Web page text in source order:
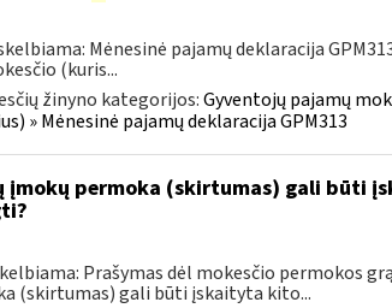
Mėnesinė pajamų deklaracija
(kuris...
žinyno kategorijos:Gyventojų pajamų
» Mėnesinė pajamų deklaracija GPM313
permoka (skirtumas) gali būti
Prašymas dėl mokesčio permokos
(skirtumas) gali būti įskaityta kito...